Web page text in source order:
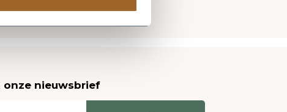
nieuwsbrief